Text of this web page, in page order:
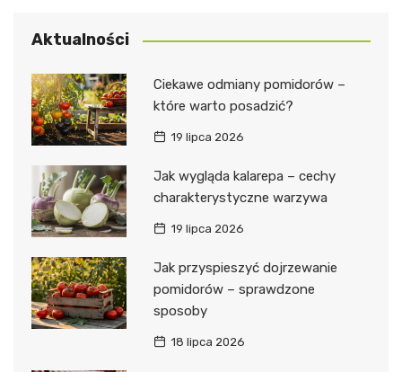
Aktualności
Ciekawe odmiany pomidorów –
które warto posadzić?
19 lipca 2026
Jak wygląda kalarepa – cechy
charakterystyczne warzywa
19 lipca 2026
Jak przyspieszyć dojrzewanie
pomidorów – sprawdzone
sposoby
18 lipca 2026